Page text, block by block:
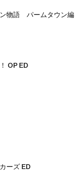
物語 パームタウン編
OP ED
ーズ ED